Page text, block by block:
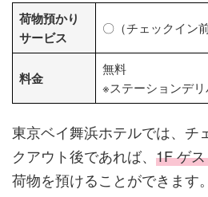
荷物預かり
サービス
〇（チェックイン前
料金
無料
※ステーションデ
東京ベイ舞浜ホテルでは、チ
クアウト後であれば、 1F ゲ
荷物を預けることができます。